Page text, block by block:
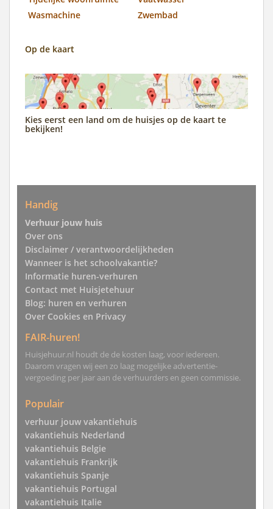
Wasmachine
Zwembad
Op de kaart
Kies eerst een land om de huisjes op de kaart te
bekijken!
Handig
Verhuur jouw huis
Over ons
Disclaimer / verantwoordelijkheden
Wanneer is het schoolvakantie?
Informatie huren-verhuren
Contact met Huisjetehuur
Blog: huren en verhuren
Over Cookies en Privacy
FAIR-huren!
Huisjehuur.nl houdt de de kosten laag, voor iedereen.
Daarom vragen wij een zo laag mogelijke advertentie-
vergoeding per jaar aan de verhuurders en geen commissie.
Populair
verhuur jouw vakantiehuis
vakantiehuis Nederland
vakantiehuis Belgie
vakantiehuis Frankrijk
vakantiehuis Spanje
vakantiehuis Portugal
vakantiehuis Italie